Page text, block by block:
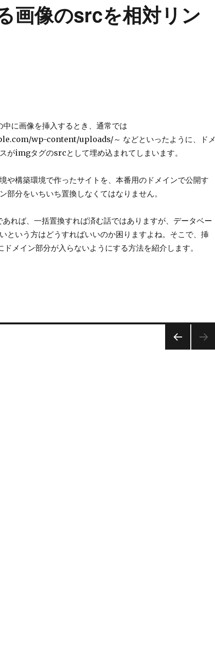
画像のsrcを相対リン
に画像を挿入するとき、通常では
wp-content/uploads/～ などといったように、ドメ
がimgタグのsrcとして埋め込まれてしまいます。
や構築環境で作ったサイトを、本番用のドメインで公開す
部分をいちいち置換しなくてはなりません。
れば、一括置換すれば済む話ではありますが、データベー
という方はどうすればいいのか困りますよね。そこで、挿
メイン部分が入らないようにする方法を紹介します。
る画像のsrcを相対リンクにする” の